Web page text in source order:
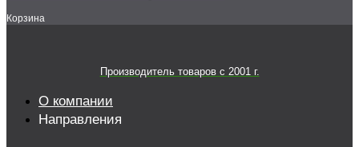
Корзина
Производитель товаров c 2001 г.
О компании
Направления